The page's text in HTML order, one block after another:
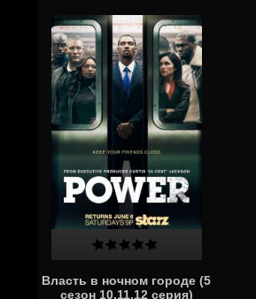
Власть в ночном городе (5
сезон 10,11,12 серия)